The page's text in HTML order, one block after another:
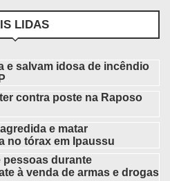
LIDAS
e salvam idosa de incêndio
contra poste na Raposo
e matar
no tórax em Ipaussu
pessoas durante
à venda de armas e drogas